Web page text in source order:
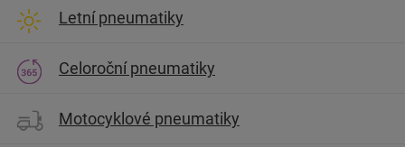
Letní pneumatiky
Celoroční pneumatiky
Motocyklové pneumatiky